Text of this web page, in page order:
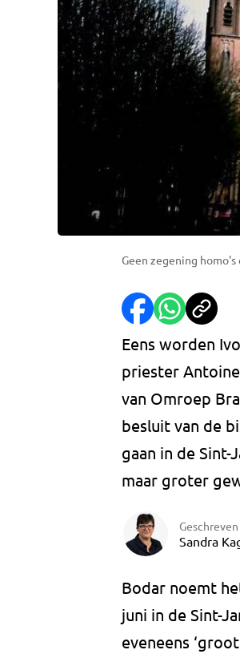
Geen zegening
Eens worden
priester
van Omroep
besluit van de
gaan in de Sint-
maar groter
Sandra
Bodar noemt
juni in de Sint-
eveneens